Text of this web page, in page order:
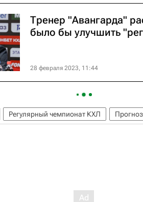
Тренер "Авангарда"
было бы улучшить
28 февраля 2023, 11:44
Регулярный чемпионат КХЛ